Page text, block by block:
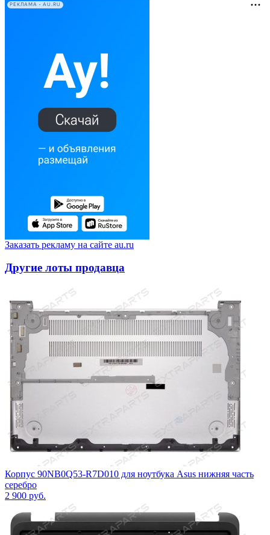
РЕКЛАМА • AU.RU
Заказать рекламу на сайте au.ru
Другие лоты продавца
Корпус 90NB0Q53-R7D010 для ноутбука Asus нижняя часть
серебро
2 900 руб.